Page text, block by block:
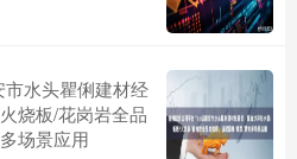
水头瞿俐建材经
烧板/花岗岩全品
场景应用